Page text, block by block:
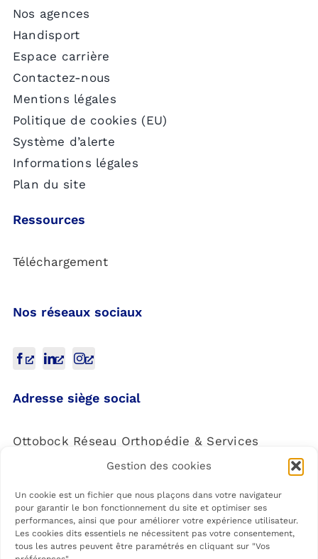
Gestion des cookies
Un cookie est un fichier que nous plaçons dans votre navigateur
pour garantir le bon fonctionnement du site et optimiser ses
performances, ainsi que pour améliorer votre expérience utilisateur.
Les cookies dits essentiels ne nécessitent pas votre consentement,
tous les autres peuvent être paramétrés en cliquant sur "Vos
Nos agences
Handisport
Espace carrière
Contactez-nous
Mentions légales
Politique de cookies (EU)
Système d’alerte
Informations légales
Plan du site
Ressources
Téléchargement
Nos réseaux sociaux
Adresse siège social
Ottobock Réseau Orthopédie & Services
4 Rue de la Réunion,
91940 Les Ulis